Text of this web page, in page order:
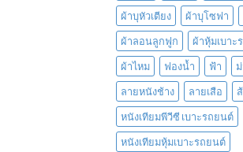
ผ้าบุหัวเตียง
ผ้าบุโซฟา
ผ้าลอนลูกฟูก
ผ้าหุ้มเบาะ
ผ้าไหม
ฟองน้ำ ฟ้า
ลายหนังช้าง
ลายเสือ
หนังเทียมพีวีซี เบาะรถยนต์
หนังเทียมหุ้มเบาะรถยนต์